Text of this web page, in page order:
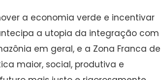
a economia verde e incentivar
a utopia da integração com
em geral, e a Zona Franca de
maior, social, produtiva e